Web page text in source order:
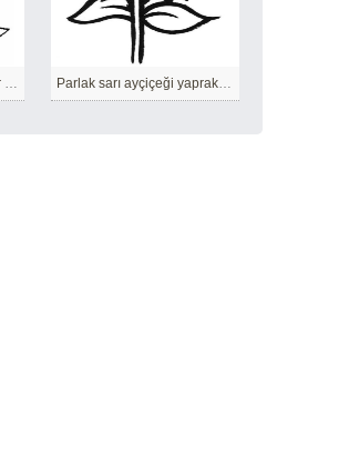
Sıcaklık ve tokluk veren bir çiçek Parlak sarı ayçiçeği yaprakları